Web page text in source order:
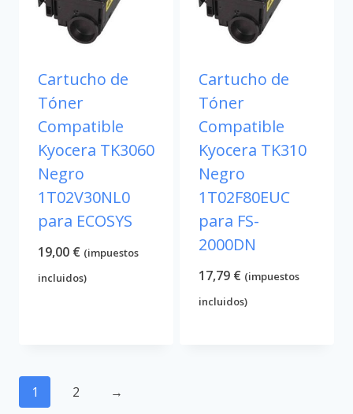
Cartucho de
Tóner
Compatible
Kyocera TK3060
Negro
1T02V30NL0
para ECOSYS
19,00 € (impuestos
incluidos)
Cartucho de
Tóner
Compatible
Kyocera TK310
Negro
1T02F80EUC
para FS-
2000DN
17,79 € (impuestos
incluidos)
1 2 →